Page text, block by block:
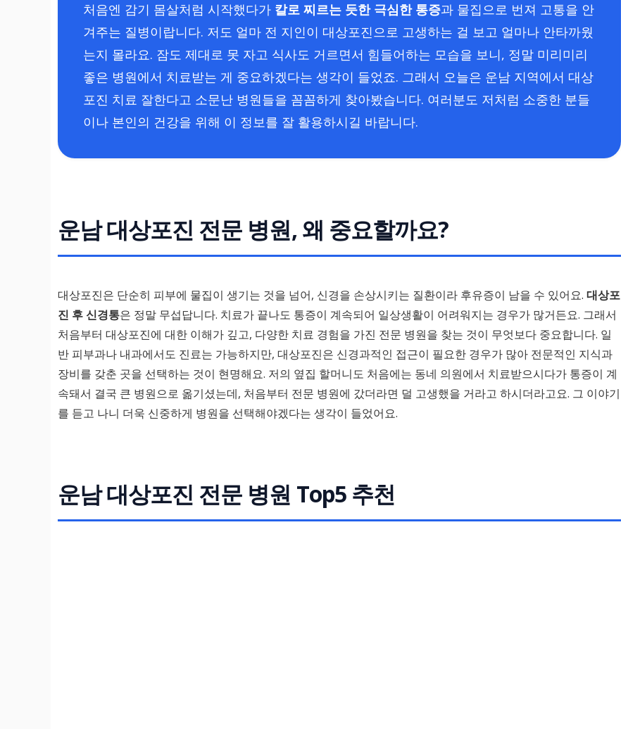
처음엔 감기 몸살처럼 시작했다가 칼로 찌르는 듯한 극심한 통증과 물집으로 번져 고통을 안
겨주는 질병이랍니다. 저도 얼마 전 지인이 대상포진으로 고생하는 걸 보고 얼마나 안타까웠
는지 몰라요. 잠도 제대로 못 자고 식사도 거르면서 힘들어하는 모습을 보니, 정말 미리미리
좋은 병원에서 치료받는 게 중요하겠다는 생각이 들었죠. 그래서 오늘은 운남 지역에서 대상
포진 치료 잘한다고 소문난 병원들을 꼼꼼하게 찾아봤습니다. 여러분도 저처럼 소중한 분들
이나 본인의 건강을 위해 이 정보를 잘 활용하시길 바랍니다.
운남 대상포진 전문 병원, 왜 중요할까요?
대상포진은 단순히 피부에 물집이 생기는 것을 넘어, 신경을 손상시키는 질환이라 후유증이 남을 수 있어요. 대상포
진 후 신경통은 정말 무섭답니다. 치료가 끝나도 통증이 계속되어 일상생활이 어려워지는 경우가 많거든요. 그래서
처음부터 대상포진에 대한 이해가 깊고, 다양한 치료 경험을 가진 전문 병원을 찾는 것이 무엇보다 중요합니다. 일
반 피부과나 내과에서도 진료는 가능하지만, 대상포진은 신경과적인 접근이 필요한 경우가 많아 전문적인 지식과
장비를 갖춘 곳을 선택하는 것이 현명해요. 저의 옆집 할머니도 처음에는 동네 의원에서 치료받으시다가 통증이 계
속돼서 결국 큰 병원으로 옮기셨는데, 처음부터 전문 병원에 갔더라면 덜 고생했을 거라고 하시더라고요. 그 이야기
를 듣고 나니 더욱 신중하게 병원을 선택해야겠다는 생각이 들었어요.
운남 대상포진 전문 병원 Top5 추천